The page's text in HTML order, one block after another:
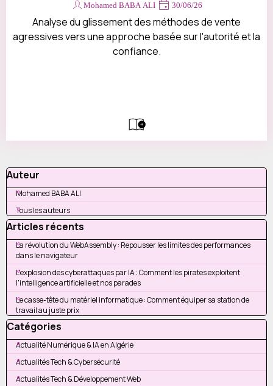
Mohamed BABA ALI 30/06/26
Analyse du glissement des méthodes de vente
agressives vers une approche basée sur l'autorité et la
confiance.
Sauter le bloc Auteur
Auteur
Mohamed BABA ALI
Tous les auteurs
Sauter le bloc Articles récents
Articles récents
La révolution du WebAssembly : Repousser les limites des performances
dans le navigateur
L'explosion des cyberattaques par IA : Comment les pirates exploitent
l'intelligence artificielle et nos parades
Le casse-tête du matériel informatique : Comment équiper sa station de
travail au juste prix
Sauter le bloc Catégories
Catégories
Actualité Numérique & IA en Algérie
Actualités Tech & Cybersécurité
Actualités Tech & Développement Web